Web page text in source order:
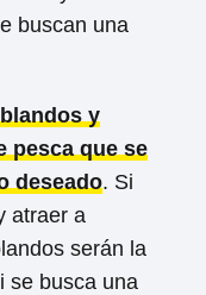
buscan una
y
pesca que se
deseado. Si
atraer a
serán la
se busca una